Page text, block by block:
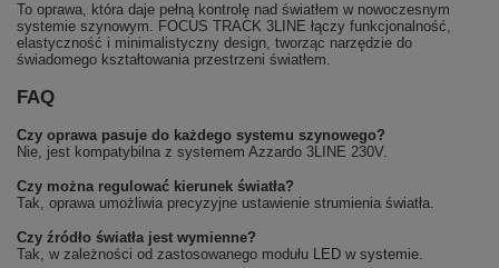
To oprawa, która daje pełną kontrolę nad światłem w nowoczesnym
systemie szynowym. FOCUS TRACK 3LINE łączy funkcjonalność,
elastyczność i minimalistyczny design, tworząc narzędzie do
świadomego kształtowania przestrzeni światłem.
FAQ
Czy oprawa pasuje do każdego systemu szynowego?
Nie, jest kompatybilna z systemem Azzardo 3LINE 230V.
Czy można regulować kierunek światła?
Tak, oprawa umożliwia precyzyjne ustawienie strumienia światła.
Czy źródło światła jest wymienne?
Tak, w zależności od zastosowanego modułu LED w systemie.